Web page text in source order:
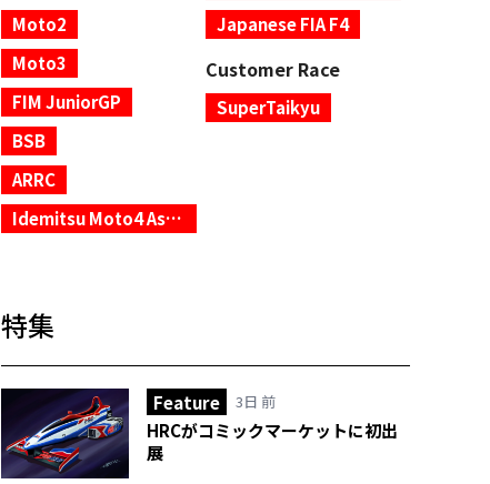
Moto2
Moto3
FIM JuniorGP
BSB
ARRC
Idemitsu Moto4 Asia Cup
Japanese FIA F4
Customer Race
SuperTaikyu
特集
Feature 3日 前
HRCがコミックマーケットに初出
展